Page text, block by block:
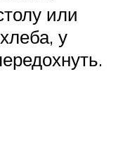
или
у